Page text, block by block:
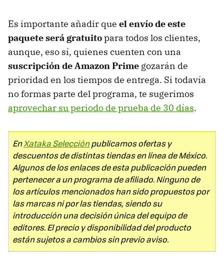
Es importante añadir que el envío de este
paquete será gratuitopara todos los clientes,
aunque, eso sí, quienes cuenten con una
suscripción de Amazon Prime gozarán de
prioridad en los tiempos de entrega. Si todavía
no formas parte del programa, te sugerimos
aprovechar su periodo de prueba de 30 días.
EnXataka Selecciónpublicamos ofertas y
descuentos de distintas tiendas en línea de México.
Algunos de los enlaces de esta publicación pueden
pertenecer a un programa de afiliado. Ninguno de
los artículos mencionados han sido propuestos por
las marcas ni por las tiendas, siendo su
introducción una decisión única del equipo de
editores. El precio y disponibilidad del producto
están sujetos a cambios sin previo aviso.